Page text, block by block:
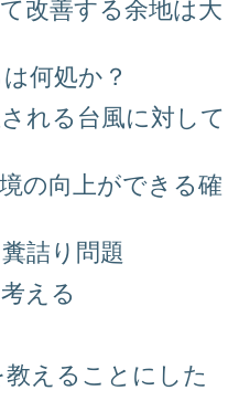
改善する余地は大
何処か？
れる台風に対して
の向上ができる確
詰り問題
える
えることにした